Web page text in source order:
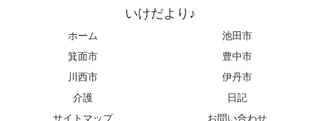
いけだより♪
ホーム
池田市
箕面市
豊中市
川西市
伊丹市
介護
日記
サイトマップ
お問い合わせ